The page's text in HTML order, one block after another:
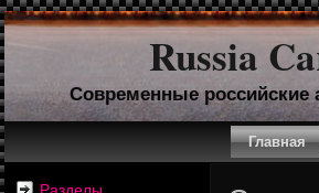
Russia
Современные российские
Главная